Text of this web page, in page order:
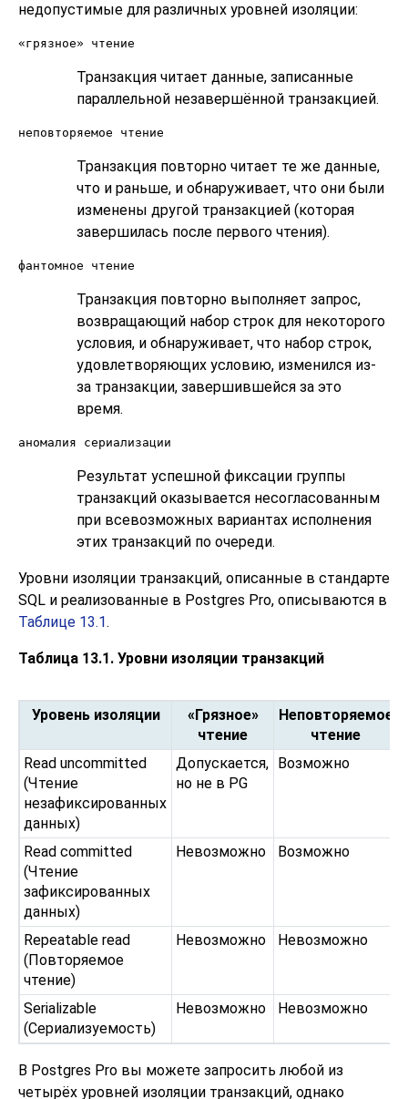
недопустимые для различных уровней изоляции:
«грязное» чтение
Транзакция читает данные, записанные
параллельной незавершённой транзакцией.
неповторяемое чтение
Транзакция повторно читает те же данные,
что и раньше, и обнаруживает, что они были
изменены другой транзакцией (которая
завершилась после первого чтения).
фантомное чтение
Транзакция повторно выполняет запрос,
возвращающий набор строк для некоторого
условия, и обнаруживает, что набор строк,
удовлетворяющих условию, изменился из-
за транзакции, завершившейся за это
время.
аномалия сериализации
Результат успешной фиксации группы
транзакций оказывается несогласованным
при всевозможных вариантах исполнения
этих транзакций по очереди.
Уровни изоляции транзакций, описанные в стандарте
SQL и реализованные в Postgres Pro, описываются в
Таблице 13.1.
Таблица 13.1. Уровни изоляции транзакций
Уровень изоляции
«Грязное»
чтение
Неповторяемое
чтение
Read uncommitted
(Чтение
незафиксированных
данных)
Допускается,
но не в PG
Возможно
Read committed
(Чтение
зафиксированных
данных)
Невозможно Возможно
Repeatable read
(Повторяемое
чтение)
Невозможно Невозможно
Serializable
(Сериализуемость)
Невозможно Невозможно
В Postgres Pro вы можете запросить любой из
четырёх уровней изоляции транзакций, однако